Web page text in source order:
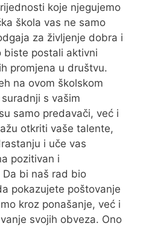
koje njegujemo
škola vas ne samo
za življenje dobra i
biste postali aktivni
promjena u društvu.
na ovom školskom
s vašim
samo predavači, već i
otkriti vaše talente,
i uče vas
pozitivan i
bi naš rad bio
pokazujete poštovanje
kroz ponašanje, već i
svojih obveza. Ono